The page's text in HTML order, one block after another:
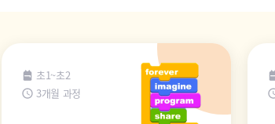
초1~초2
3개월 과정